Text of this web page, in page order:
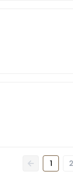
1 2